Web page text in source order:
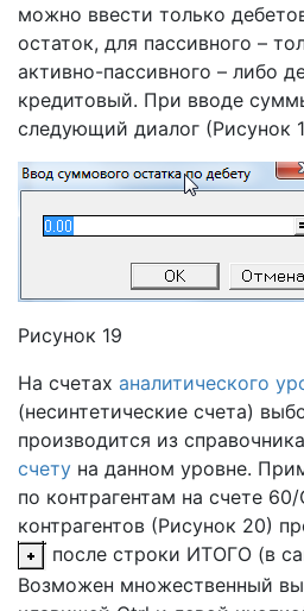
можно ввести только
остаток, для пассивного –
активно-пассивного – либо
кредитовый. При вводе
следующий диалог (Рисунок
Рисунок 19
На счетах аналитического
(несинтетические счета)
производится из
счету на данном уровне.
по контрагентам на счете
контрагентов (Рисунок 20)
после строки ИТОГО (в
Возможен множественный